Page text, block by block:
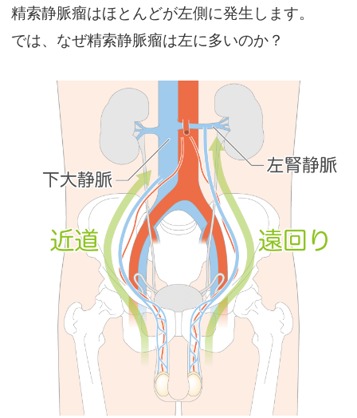
精索静脈瘤はほとんどが左側に発生します。
では、なぜ精索静脈瘤は左に多いのか？